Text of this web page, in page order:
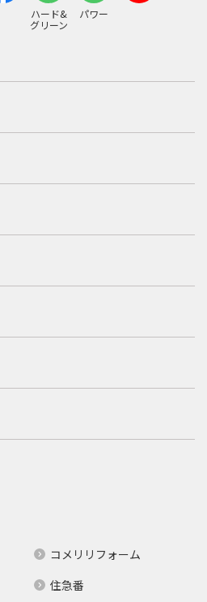
ハード&
グリーン
パワー
コメリリフォーム
住急番